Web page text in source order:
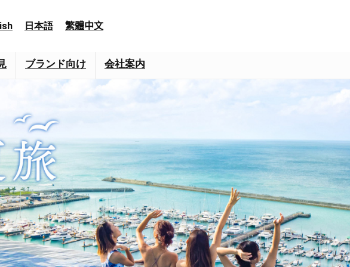
日本語 繁體中文
ブランド向け 会社案内